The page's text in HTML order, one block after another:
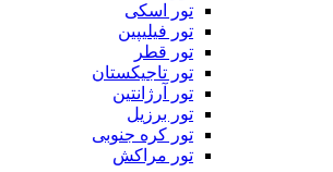
تور اسکی
تور فیلیپین
تور قطر
تور تاجیکستان
تور آرژانتین
تور برزیل
تور کره جنوبی
تور مراکش